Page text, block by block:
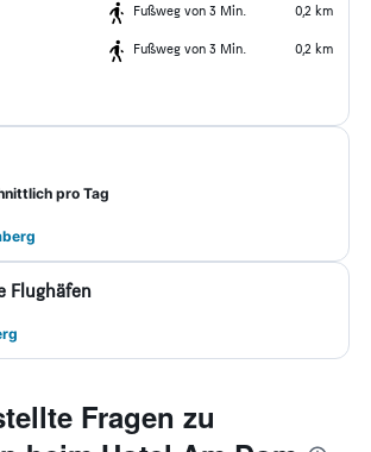
Fußweg von 3 Min. 0,2 km
Fußweg von 3 Min. 0,2 km
pro Tag
Flughäfen
Fragen zu